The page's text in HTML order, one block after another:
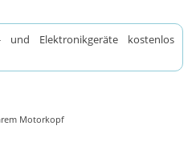
Elektronikgeräte kostenlos
Motorkopf